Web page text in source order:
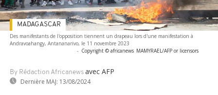
Des manifestants de l'opposition tiennent un drapeau lors d'une manifestation à
Andravoahangy, Antananarivo, le 11 novembre 2023
- Copyright © africanews MAMYRAEL/AFP or licensors
By Rédaction Africanews avec AFP
Dernière MAJ: 13/08/2024
MADAGASCAR